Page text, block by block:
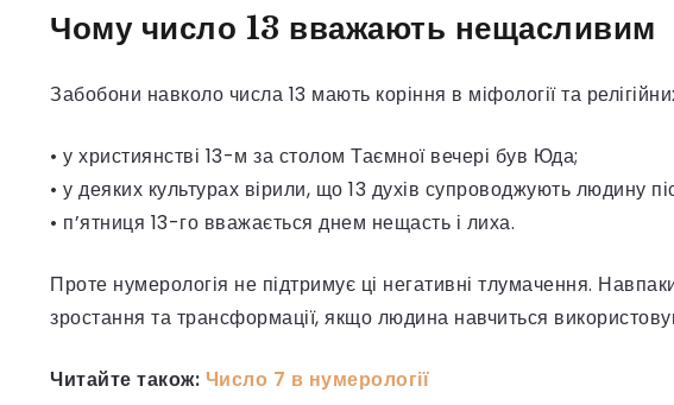
Чому число 13 вважають нещасливим
Забобони навколо числа 13 мають коріння в міфології та
• у християнстві 13-м за столом Таємної вечері був Юда;
• у деяких культурах вірили, що 13 духів супроводжують людину
• п’ятниця 13-го вважається днем нещасть і лиха.
Проте нумерологія не підтримує ці негативні тлумачення.
зростання та трансформації, якщо людина навчиться
Читайте також: Число 7 в нумерології